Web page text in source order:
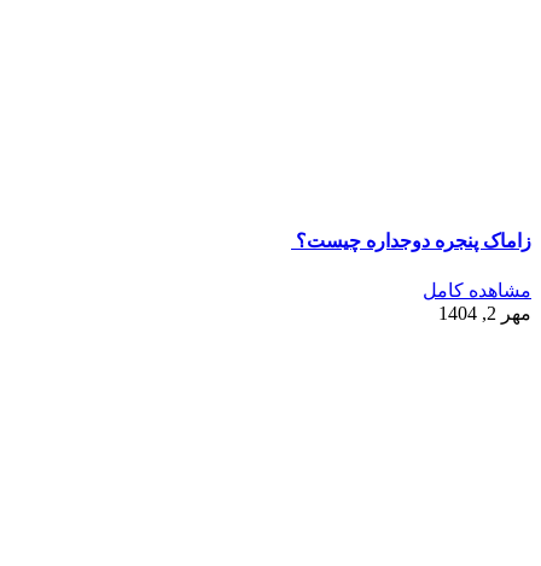
زاماک پنجره دوجداره چیست؟
مشاهده کامل
مهر 2, 1404